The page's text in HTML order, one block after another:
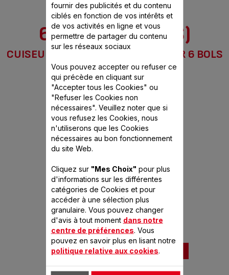
Ce produit n’est pas impacté par les
modalités de communication de la loi
Anti-Gaspillage pour une Economie
Circulaire.
6 ACCESSOIRE(S)
CUISEUR À RIZ NEW CLASSIC SILVER 6 BOLS
CUILLÈRE À RIZ SS-993018
Disponible.
2,99 €
Pratique !
Ajouter au panier
fournir des publicités et du contenu
ciblés en fonction de vos intérêts et
de vos activités en ligne et vous
permettre de partager du contenu
sur les réseaux sociaux
Vous pouvez accepter ou refuser ce
qui précède en cliquant sur
"Accepter tous les Cookies" ou
"Refuser les Cookies non
nécessaires". Veuillez noter que si
vous refusez les Cookies, nous
n'utiliserons que les Cookies
nécessaires au bon fonctionnement
du site Web.
Cliquez sur "Mes Choix" pour plus
d'informations sur les différentes
catégories de Cookies et pour
accéder à une sélection plus
granulaire. Vous pouvez changer
d'avis à tout moment dans notre
centre de préférences. Vous
pouvez en savoir plus en lisant notre
politique relative aux cookies.